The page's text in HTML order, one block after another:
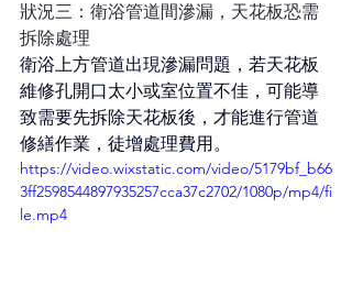
狀況三：衛浴管道間滲漏，天花板恐需
拆除處理
衛浴上方管道出現滲漏問題，若天花板
維修孔開口太小或室位置不佳，可能導
致需要先拆除天花板後，才能進行管道
修繕作業，徒增處理費用。
https://video.wixstatic.com/video/5179bf_b66
3ff2598544897935257cca37c2702/1080p/mp4/fi
le.mp4